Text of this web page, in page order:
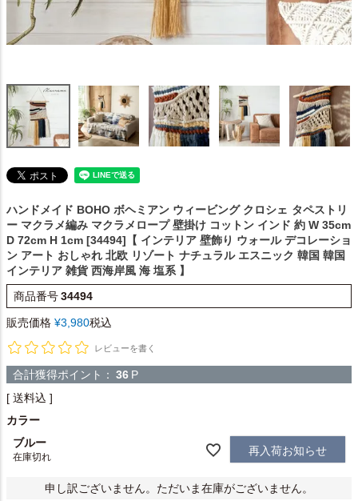
ハンドメイド BOHO ボヘミアン ウィービング クロシェ タペストリ
ー マクラメ編み マクラメロープ 壁掛け コットン インド 約 W 35cm
D 72cm H 1cm [34494]【 インテリア 壁飾り ウォール デコレーショ
ン アート おしゃれ 北欧 リゾート ナチュラル エスニック 韓国 韓国
インテリア 雑貨 西海岸風 海 塩系 】
商品番号34494
販売価格 ¥3,980税込
レビューを書く
合計獲得ポイント： 36 P
送料込
カラー
ブルー
在庫切れ
再入荷お知らせ
申し訳ございません。ただいま在庫がございません。